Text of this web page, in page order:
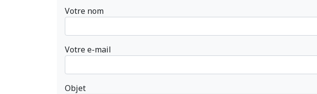
Votre nom
Votre e-mail
Objet